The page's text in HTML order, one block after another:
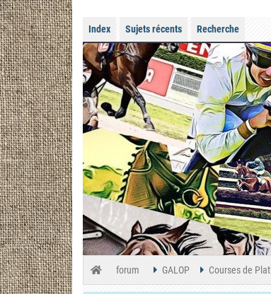
Index Sujets récents Recherche
forum GALOP Courses de Plat